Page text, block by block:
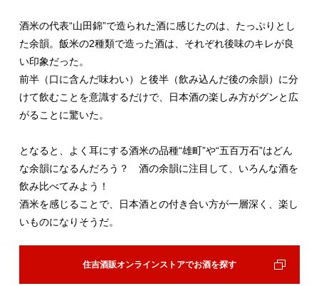
酒米の代表“山田錦”で造られた酒に感じたのは、たっぷりとし
た余韻。飯米の2種類で造った酒は、それぞれ後味のキレが良
い印象だった。
前半（口に含んだ味わい）と後半（飲み込んだ後の余韻）に分
けて飲むことを意識するだけで、日本酒の楽しみ方がグンと広
がることに驚いた。
となると、よく耳にする酒米の品種“雄町”や“五百万石”はどん
な余韻になるんだろう？ 酒の余韻に注目して、いろんな酒を
飲み比べてみよう！
酒米を感じることで、日本酒との付き合い方が一層深く、楽し
いものになりそうだ。
住吉酒販オンラインストアでお酒を探す